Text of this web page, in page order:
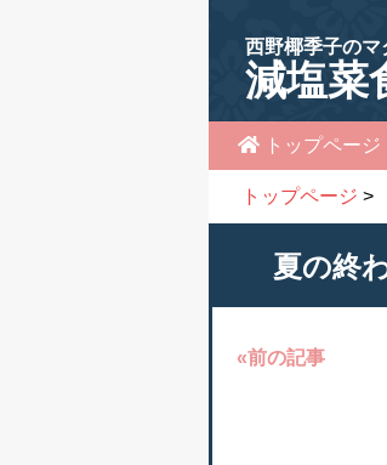
西野椰季子のマ
減塩菜
トップページ
トップページ >
夏の終
«前の記事